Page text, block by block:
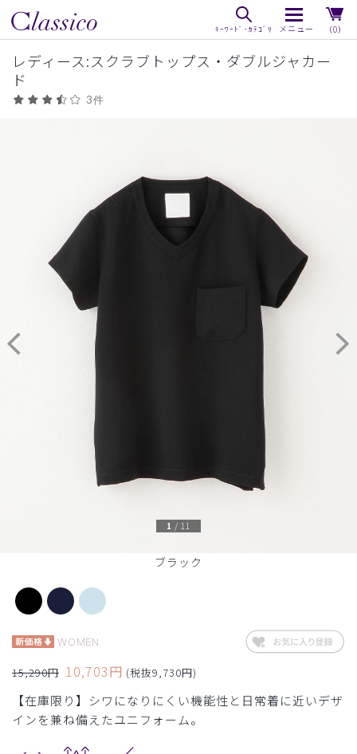
（0）
レディース:スクラブトップス・ダブルジャカー
ド
3件
ブラック
1 / 11
WOMEN
15,290円 10,703円 (税抜9,730円)
【在庫限り】シワになりにくい機能性と日常着に近いデザ
インを兼ね備えたユニフォーム。